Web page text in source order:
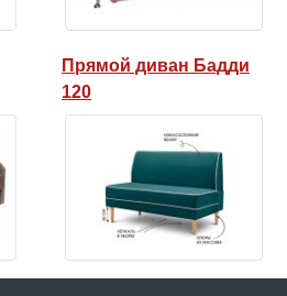
Прямой диван Бадди
120